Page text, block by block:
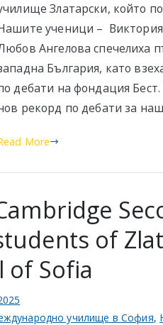
Златарски, който
ученици –
Ангелова спечелиха
България, като
дебати на фондация
рекорд по дебати за
More
of
of Sofia
училище в София,